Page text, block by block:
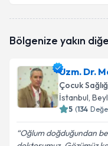
oluşturun. Size
Kişisel
Metni'ni
kapsamda
Bölgenize yakın
Uzm. Dr.
Çocuk
İstanbul,
5 (134
Oğlum doğduğundan